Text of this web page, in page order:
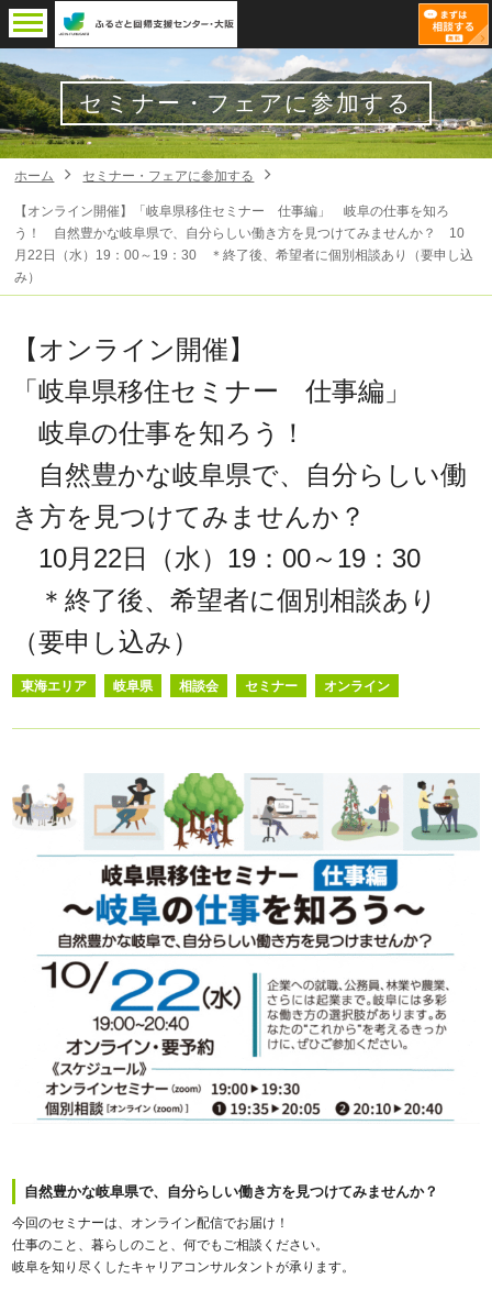
セミナー・フェアに参加する
ホーム セミナー・フェアに参加する
【オンライン開催】「岐阜県移住セミナー 仕事編」 岐阜の仕事を知ろ
う！ 自然豊かな岐阜県で、自分らしい働き方を見つけてみませんか？ 10
月22日（水）19：00～19：30 ＊終了後、希望者に個別相談あり（要申し込
み）
【オンライン開催】
「岐阜県移住セミナー 仕事編」
岐阜の仕事を知ろう！
自然豊かな岐阜県で、自分らしい働
き方を見つけてみませんか？
10月22日（水）19：00～19：30
＊終了後、希望者に個別相談あり
（要申し込み）
東海エリア 岐阜県 相談会 セミナー オンライン
自然豊かな岐阜県で、自分らしい働き方を見つけてみませんか？
今回のセミナーは、オンライン配信でお届け！
仕事のこと、暮らしのこと、何でもご相談ください。
岐阜を知り尽くしたキャリアコンサルタントが承ります。